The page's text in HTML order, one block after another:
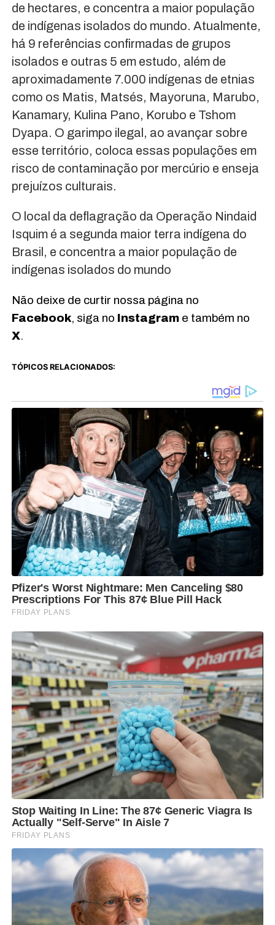
de hectares, e concentra a maior população
de indígenas isolados do mundo. Atualmente,
há 9 referências confirmadas de grupos
isolados e outras 5 em estudo, além de
aproximadamente 7.000 indígenas de etnias
como os Matis, Matsés, Mayoruna, Marubo,
Kanamary, Kulina Pano, Korubo e Tshom
Dyapa. O garimpo ilegal, ao avançar sobre
esse território, coloca essas populações em
risco de contaminação por mercúrio e enseja
prejuízos culturais.
O local da deflagração da Operação Nindaid
Isquim é a segunda maior terra indígena do
Brasil, e concentra a maior população de
indígenas isolados do mundo
Não deixe de curtir nossa página no
Facebook, siga no Instagrame também no
X.
TÓPICOS RELACIONADOS: